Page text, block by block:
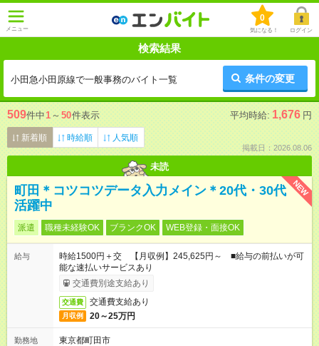
メニュー
0
気になる！ ログイン
検索結果
小田急小田原線で一般事務のバイト一覧 条件の変更
509件中1 ～ 50件表示 平均時給: 1,676 円
新着順 時給順 人気順
掲載日：2026.08.06
未読
NEW
町田＊コツコツデータ入力メイン＊20代・30代
活躍中
派遣 職種未経験OK ブランクOK WEB登録・面接OK
給与
時給1500円＋交 【月収例】245,625円～ ■給与の前払いが可
能な速払いサービスあり
交通費別途支給あり
交通費 交通費支給あり
月収例 20～25万円
勤務地
東京都町田市